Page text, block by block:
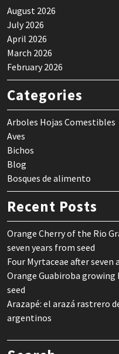
August 2026
July 2026
April 2026
March 2026
February 2026
Categories
Arboles Hojas Comestibles
Aves
Bichos
Blog
Bosques de alimento
Recent Posts
Orange Cherry of the Rio
seven years from seed
Four Myrtaceae after seven
Orange Guabiroba
seed
Arazapé: el arazá rastrero
argentinos